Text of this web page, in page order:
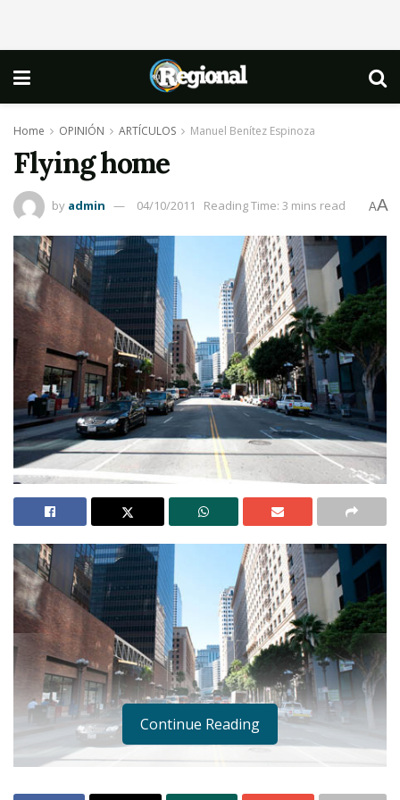
Home OPINIÓN ARTÍCULOS Manuel Benítez Espinoza
Flying home
by admin 04/10/2011 Reading Time: 3 mins read AA
Continue Reading